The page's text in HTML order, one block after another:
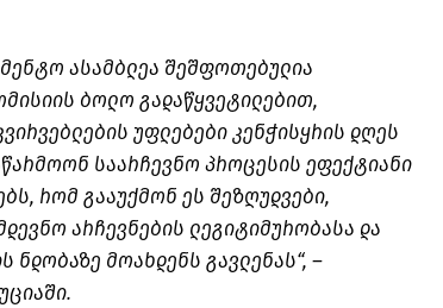
ასამბლეა შეშფოთებულია
ბოლო გადაწყვეტილებით,
უფლებები კენჭისყრის დღეს
საარჩევნო პროცესის ეფექტიანი
რომ გააუქმონ ეს შეზღუდვები,
არჩევნების ლეგიტიმურობასა და
ნდობაზე მოახდენს გავლენას“, –